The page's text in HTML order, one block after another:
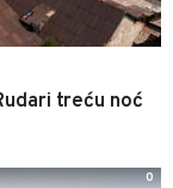
treću noć
0